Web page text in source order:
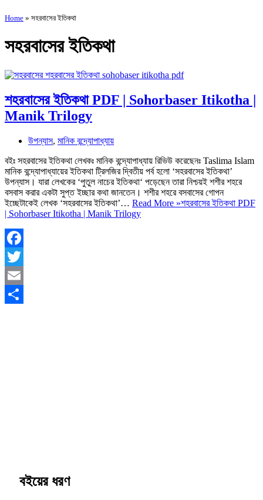
Home » সহরবাসের ইতিকথা
সহরবাসের ইতিকথা
শহরবাসের ইতিকথা PDF | Sohorbaser Itikotha |
Manik Trilogy
উপন্যাস, মানিক বন্দ্যোপাধ্যায়
বইঃ সহরবাসের ইতিকথা লেখকঃ মানিক বন্দ্যোপাধ্যায় রিভিউ করেছেনঃ Taslima Islam
মানিক বন্দ্যোপাধ্যায়ের ইতিকথা ট্রিলজির দ্বিতীয় পর্ব হলো ‘সহরবাসের ইতিকথা’
উপন্যাস। যারা লেখকের ‘পুতুল নাচের ইতিকথা‘ পড়েছেন তারা নিশ্চয়ই শশীর শহরে
বসবাস করার একটা সুপ্ত ইচ্ছার কথা জানতেন। শশীর শহরে বসবাসের গোপন
ইচ্ছেটাকেই লেখক ‘সহরবাসের ইতিকথা’… Read More »শহরবাসের ইতিকথা PDF
| Sohorbaser Itikotha | Manik Trilogy
Facebook
Twitter
Email
বইয়ের ধরণ